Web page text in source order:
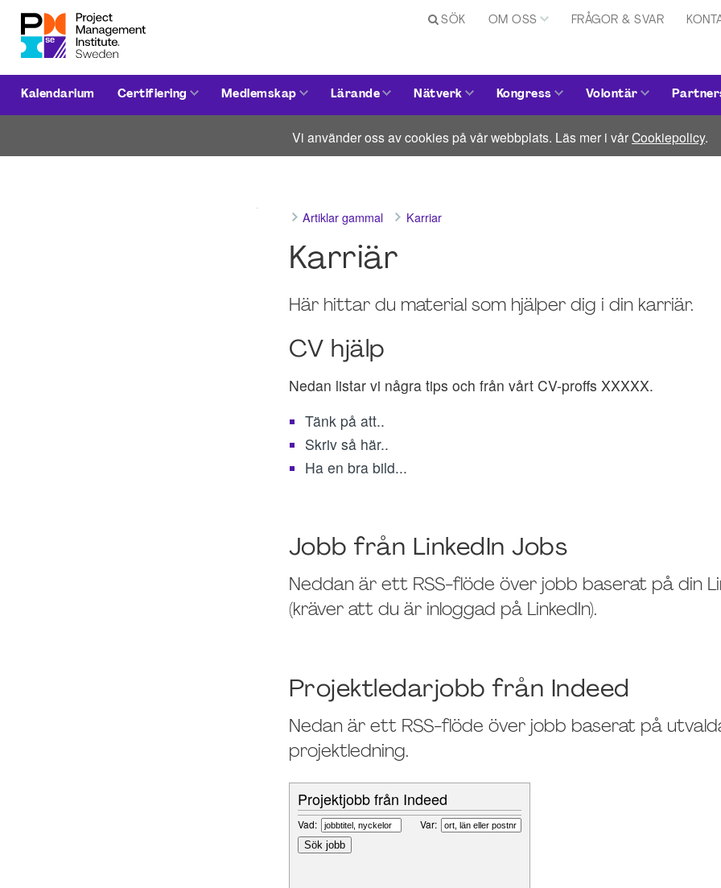
SÖK OM OSS FRÅGOR & SVAR
Kalendarium Certifiering Medlemskap Lärande Nätverk Kongress Volontär
Vi använder oss av cookies på vår webbplats. Läs mer i vårCookiepolicy.
Artiklar gammal Karriar
Karriär
Här hittar du material som hjälper dig i din karriär.
CV hjälp
Nedan listar vi några tips och från vårt CV-proffs XXXXX.
Tänk på att..
Skriv så här..
Ha en bra bild...
Jobb från LinkedIn Jobs
Neddan är ett RSS-flöde över jobb baserat på din
(kräver att du är inloggad på LinkedIn).
Projektledarjobb från Indeed
Nedan är ett RSS-flöde över jobb baserat på
projektledning.
Projektjobb från Indeed
Vad: Var: